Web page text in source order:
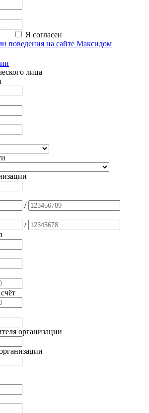
Я согласен
поведения на сайте Максидом
лица
/
/
организации